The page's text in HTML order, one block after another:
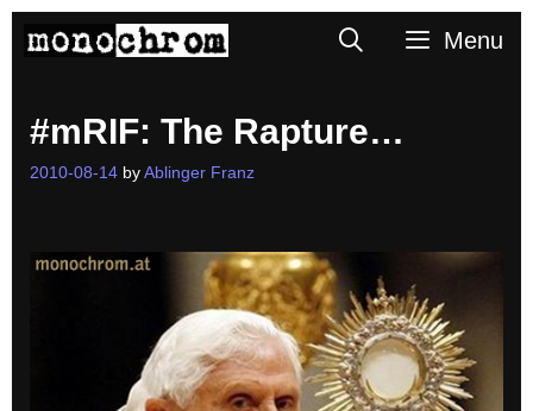
SearchMenu
#mRIF: The Rapture…
2010-08-14 by Ablinger Franz